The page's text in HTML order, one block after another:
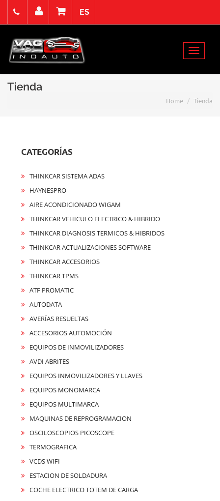
ES
Select Language▼ Viernes 7 Agosto de 2026
Acceso Registro
Toggle
Tienda
Home Tienda
CATEGORÍAS
THINKCAR SISTEMA ADAS
HAYNESPRO
AIRE ACONDICIONADO WIGAM
THINKCAR VEHICULO ELECTRICO & HIBRIDO
THINKCAR DIAGNOSIS TERMICOS & HIBRIDOS
THINKCAR ACTUALIZACIONES SOFTWARE
THINKCAR ACCESORIOS
THINKCAR TPMS
ATF PROMATIC
AUTODATA
AVERÍAS RESUELTAS
ACCESORIOS AUTOMOCIÓN
EQUIPOS DE INMOVILIZADORES
AVDI ABRITES
EQUIPOS INMOVILIZADORES Y LLAVES
EQUIPOS MONOMARCA
EQUIPOS MULTIMARCA
MAQUINAS DE REPROGRAMACION
OSCILOSCOPIOS PICOSCOPE
TERMOGRAFICA
VCDS WIFI
ESTACION DE SOLDADURA
COCHE ELECTRICO TOTEM DE CARGA